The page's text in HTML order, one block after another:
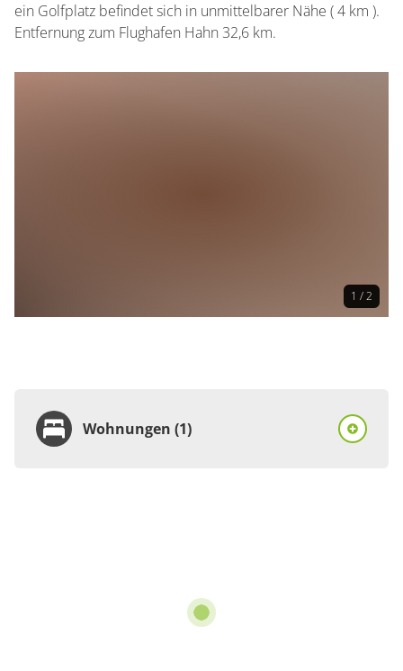
ein Golfplatz befindet sich in unmittelbarer Nähe ( 4 km ).
Entfernung zum Flughafen Hahn 32,6 km.
1 / 2
Wohnungen (1)
für 1 bis 3 Personen